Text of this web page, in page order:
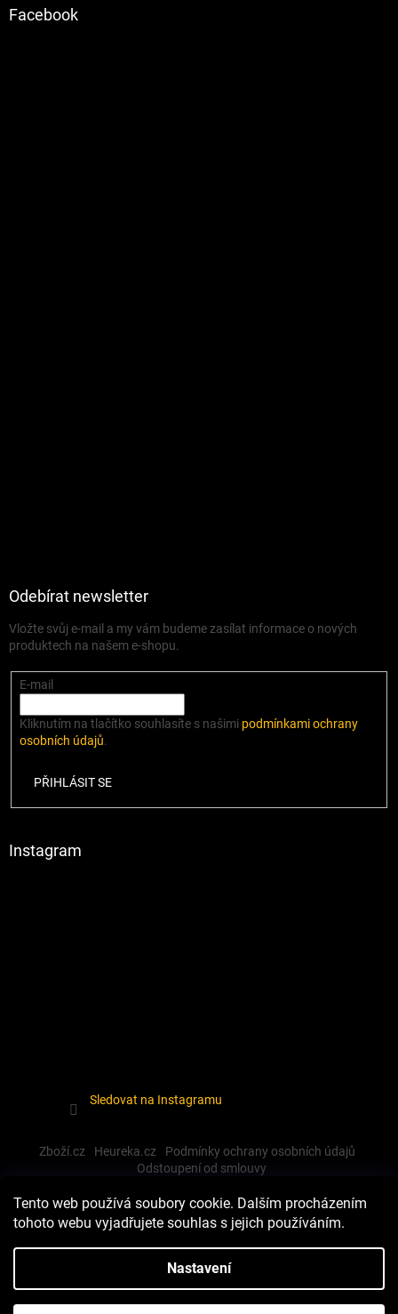
Tento web používá soubory cookie. Dalším procházením
tohoto webu vyjadřujete souhlas s jejich používáním.
Nastavení
Facebook
Odebírat newsletter
Vložte svůj e-mail a my vám budeme zasílat informace o nových
produktech na našem e-shopu.
E-mail
Kliknutím na tlačítko souhlasíte s našimi podmínkami ochrany
osobních údajů.
PŘIHLÁSIT SE
Instagram
Sledovat na Instagramu
Zboží.cz Heureka.cz
Podmínky ochrany osobních údajů
Odstoupení od smlouvy